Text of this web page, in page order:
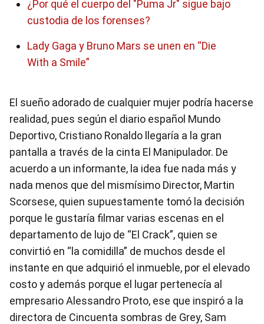
¿Por qué el cuerpo del "Puma Jr" sigue bajo
custodia de los forenses?
Lady Gaga y Bruno Mars se unen en “Die
With a Smile”
El sueño adorado de cualquier mujer podría hacerse
realidad, pues según el diario español Mundo
Deportivo, Cristiano Ronaldo llegaría a la gran
pantalla a través de la cinta El Manipulador. De
acuerdo a un informante, la idea fue nada más y
nada menos que del mismísimo Director, Martin
Scorsese, quien supuestamente tomó la decisión
porque le gustaría filmar varias escenas en el
departamento de lujo de “El Crack”, quien se
convirtió en “la comidilla” de muchos desde el
instante en que adquirió el inmueble, por el elevado
costo y además porque el lugar pertenecía al
empresario Alessandro Proto, ese que inspiró a la
directora de Cincuenta sombras de Grey, Sam